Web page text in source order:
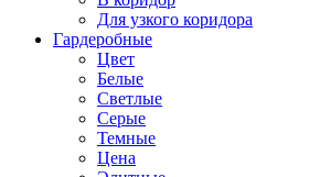
Для узкого коридора
Гардеробные
Цвет
Белые
Светлые
Серые
Темные
Цена